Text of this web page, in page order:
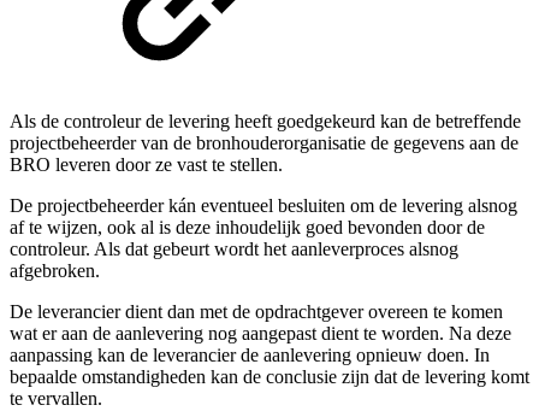
Als de controleur de levering heeft goedgekeurd kan de betreffende
projectbeheerder van de bronhouderorganisatie de gegevens aan de
BRO leveren door ze vast te stellen.
De projectbeheerder kán eventueel besluiten om de levering alsnog
af te wijzen, ook al is deze inhoudelijk goed bevonden door de
controleur. Als dat gebeurt wordt het aanleverproces alsnog
afgebroken.
De leverancier dient dan met de opdrachtgever overeen te komen
wat er aan de aanlevering nog aangepast dient te worden. Na deze
aanpassing kan de leverancier de aanlevering opnieuw doen. In
bepaalde omstandigheden kan de conclusie zijn dat de levering komt
te vervallen.